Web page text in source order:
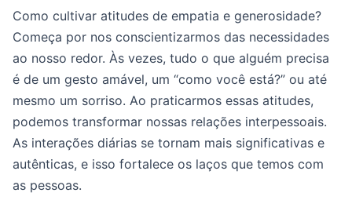
Como cultivar atitudes de empatia e generosidade?
Começa por nos conscientizarmos das necessidades
ao nosso redor. Às vezes, tudo o que alguém precisa
é de um gesto amável, um “como você está?” ou até
mesmo um sorriso. Ao praticarmos essas atitudes,
podemos transformar nossas relações interpessoais.
As interações diárias se tornam mais significativas e
autênticas, e isso fortalece os laços que temos com
as pessoas.